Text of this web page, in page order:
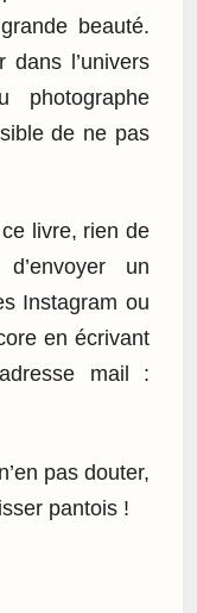
beauté.
dans l’univers
photographe
de ne pas
livre, rien de
un
Instagram ou
en écrivant
mail :
pas douter,
pantois !